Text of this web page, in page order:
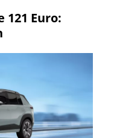
121 Euro: